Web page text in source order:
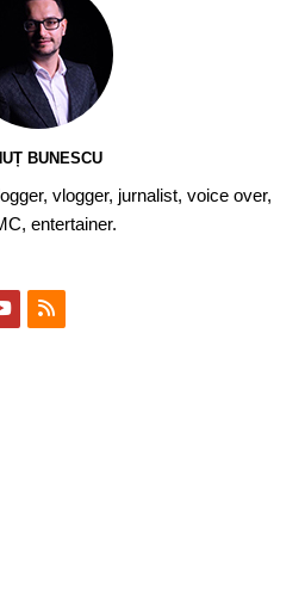
BUNESCU
vlogger, jurnalist, voice over,
entertainer.